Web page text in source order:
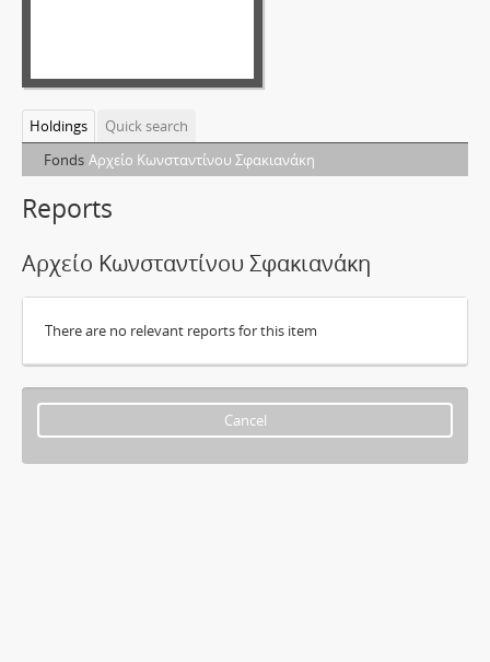
Holdings
Quick search
Fonds Αρχείο Κωνσταντίνου Σφακιανάκη
Reports
Αρχείο Κωνσταντίνου Σφακιανάκη
There are no relevant reports for this item
Cancel